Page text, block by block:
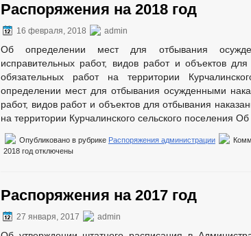
Распоряжения на 2018 год
16 февраля, 2018 admin
Об определении мест для отбывания
исправительных работ, видов работ и объектов
обязательных работ на территории
определении мест для отбывания осужденными
работ, видов работ и объектов для отбывания
на территории Курчалинского сельского поселения
Опубликовано в рубрике Распоряжения администрации
2018 год отключены
Распоряжения на 2017 год
27 января, 2017 admin